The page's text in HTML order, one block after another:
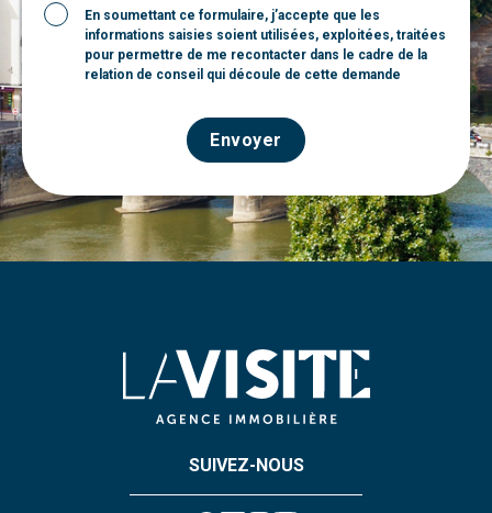
En soumettant ce formulaire, j’accepte que les
informations saisies soient utilisées, exploitées, traitées
pour permettre de me recontacter dans le cadre de la
relation de conseil qui découle de cette demande
Envoyer
SUIVEZ-NOUS